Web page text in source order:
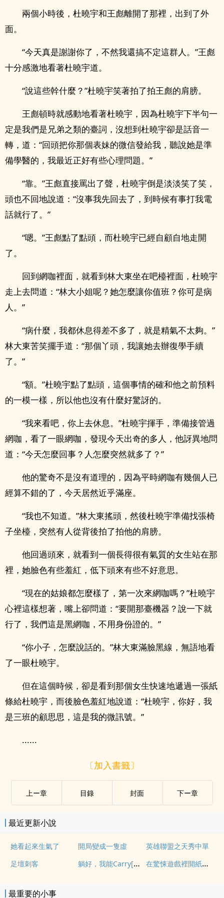
兩個小時後，杜曉宇和王彪離開了那裡，出到了外
面。
“今天真是謝謝你了，不然我還搞不定這群人。”王彪
十分感激地看著杜曉宇道。
“說這些幹什麼？”杜曉宇笑著拍了拍王彪的肩膀。
王彪頓時就感動地看著杜曉宇，因為杜曉宇下半句一
定是我們是兄弟之類的臺詞，沒想到杜曉宇卻是話音一
轉，道：“回頭把你那個表妹的微信發給我，聽說她是準
備學醫的，我最近正好有些心理問題。”
“靠。”王彪直接罵出了聲，杜曉宇倒是淡淡笑了笑，
頭也不回地說道：“沒事我先回去了，到時候有事打我電
話就行了。”
“嗯。”王彪點了點頭，而杜曉宇已經自顧自地走開
了。
回到網咖裡面，就看到林大東坐在吧檯裡面，杜曉宇
走上去問道：“林大小姐呢？她怎麼讓你值班？你可是病
人。”
“病什麼，我都休息得差不多了，就是精氣不太夠。”
林大東苦笑擺手道：“那個丫頭，我讓她去辦復學手續
了。”
“額。”杜曉宇點了點頭，這個事情的確和他之前預料
的一模一樣，所以他也沒有什麼好驚訝的。
“我來看吧，你上去休息。”杜曉宇揮手，準備接管過
網咖，看了一眼網咖，發現今天出奇的多人，他訝異地問
道：“今天怎麼回事？人怎麼突然就多了？”
他的驚奇不是沒有道理的，因為平時網咖有幾個人已
經算不錯的了，今天居然近乎滿座。
“我也不知道。”林大東搖頭，然後杜曉宇準備找張椅
子坐檯，突然有人從背後拍了拍他的肩膀。
他回過頭來，就看到一個長得很有氣質的女生站在那
裡，她臉色有些羞紅，低下頭來有些不好意思。
“現在的姑娘都怎麼樣了，第一次來網咖嗎？”杜曉宇
心裡這樣想著，嘴上卻問道：“要開那臺機器？說一下就
行了，我們這是黑網咖，不用身份證的。”
“你小子，怎麼說話的。”林大東滿臉黑線，無語地看
了一眼杜曉宇。
但在這個時候，卻是看到那個女生快速地遞過一張紙
條給杜曉宇，而後臉色羞紅地說道：“杜曉宇，你好，我
是三班的顧思思，這是我的微訊號。”
......
〔加入書籤〕
上ー章 目錄 封面 下ー章
最近更新小說
她看起來生氣了 開局變成一隻虛
英雄聯盟之天秀中單
足壇刺客
躺好，我能Carry[電競] 在驚悚遊戲裡開紙紮店
最重要的小事